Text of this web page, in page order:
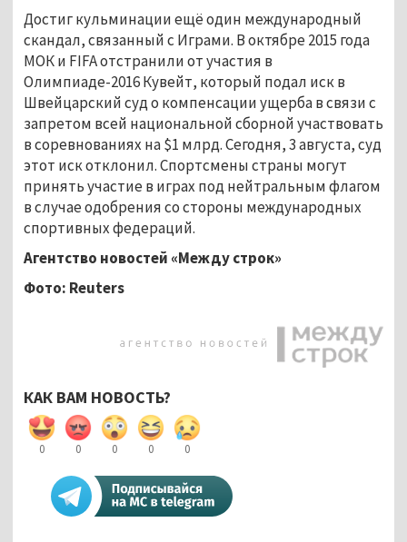
Достиг кульминации ещё один международный
скандал, связанный с Играми. В октябре 2015 года
МОК и FIFA отстранили от участия в
Олимпиаде-2016 Кувейт, который подал иск в
Швейцарский суд о компенсации ущерба в связи с
запретом всей национальной сборной участвовать
в соревнованиях на $1 млрд. Сегодня, 3 августа, суд
этот иск отклонил. Спортсмены страны могут
принять участие в играх под нейтральным флагом
в случае одобрения со стороны международных
спортивных федераций.
Агентство новостей «Между строк»
Фото: Reuters
КАК ВАМ НОВОСТЬ?
0 0 0 0 0